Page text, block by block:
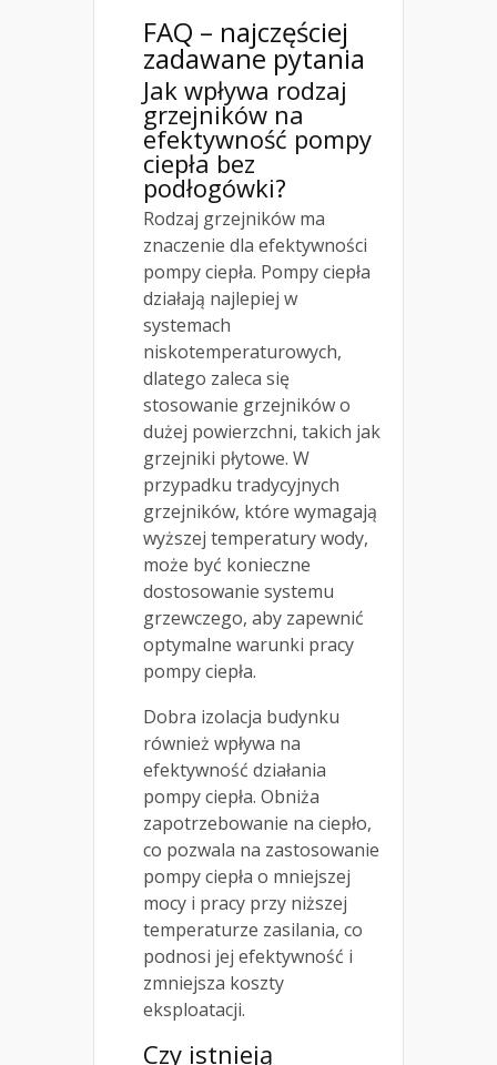
FAQ – najczęściej
zadawane pytania
Jak wpływa rodzaj
grzejników na
efektywność pompy
ciepła bez
podłogówki?
Rodzaj grzejników ma
znaczenie dla efektywności
pompy ciepła. Pompy ciepła
działają najlepiej w
systemach
niskotemperaturowych,
dlatego zaleca się
stosowanie grzejników o
dużej powierzchni, takich jak
grzejniki płytowe. W
przypadku tradycyjnych
grzejników, które wymagają
wyższej temperatury wody,
może być konieczne
dostosowanie systemu
grzewczego, aby zapewnić
optymalne warunki pracy
pompy ciepła.
Dobra izolacja budynku
również wpływa na
efektywność działania
pompy ciepła. Obniża
zapotrzebowanie na ciepło,
co pozwala na zastosowanie
pompy ciepła o mniejszej
mocy i pracy przy niższej
temperaturze zasilania, co
podnosi jej efektywność i
zmniejsza koszty
eksploatacji.
Czy istnieją